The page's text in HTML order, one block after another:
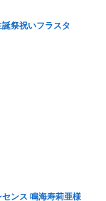
祭祝いフラスタ
センス 鳴海寿莉亜様